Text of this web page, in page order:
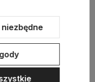
Shoper Modern 3.0™